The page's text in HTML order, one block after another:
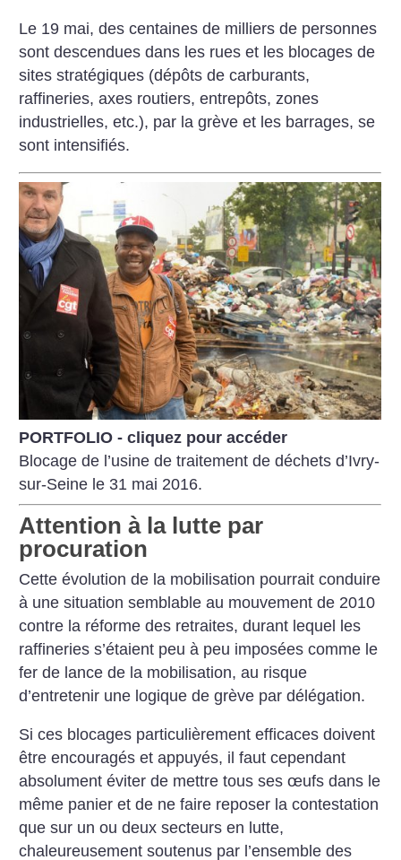
Le 19 mai, des centaines de milliers de personnes
sont descendues dans les rues et les blocages de
sites stratégiques (dépôts de carburants,
raffineries, axes routiers, entrepôts, zones
industrielles, etc.), par la grève et les barrages, se
sont intensifiés.
PORTFOLIO - cliquez pour accéder
Blocage de l’usine de traitement de déchets d’Ivry-
sur-Seine le 31 mai 2016.
Attention à la lutte par
procuration
Cette évolution de la mobilisation pourrait conduire
à une situation semblable au mouvement de 2010
contre la réforme des retraites, durant lequel les
raffineries ­s’étaient peu à peu imposées comme le
fer de lance de la mobilisation, au risque
d’entretenir une logique de grève par délégation.
Si ces blocages particulièrement efficaces doivent
être encouragés et appuyés, il faut cependant
absolument éviter de mettre tous ses œufs dans le
même panier et de ne faire reposer la contestation
que sur un ou deux secteurs en lutte,
chaleureusement soutenus par l’ensemble des